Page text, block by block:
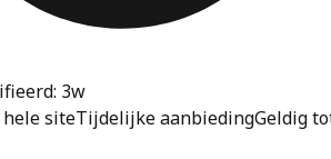
3w
hele siteTijdelijke aanbiedingGeldig